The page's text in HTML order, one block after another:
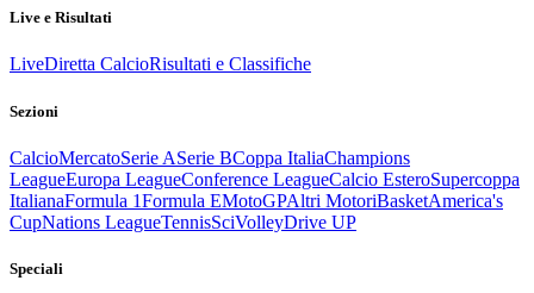
Live e Risultati
LiveDiretta CalcioRisultati e Classifiche
Sezioni
CalcioMercatoSerie ASerie BCoppa ItaliaChampions
LeagueEuropa LeagueConference LeagueCalcio EsteroSupercoppa
ItalianaFormula 1Formula EMotoGPAltri MotoriBasketAmerica's
CupNations LeagueTennisSciVolleyDrive UP
Speciali